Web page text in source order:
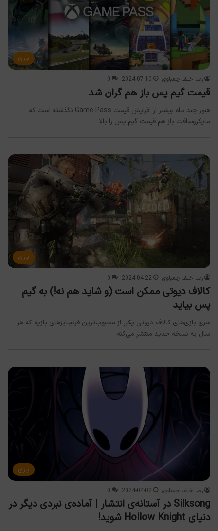
بازی
رضا خلف چعباوی 2024-07-10
0
قیمت گیم پس باز هم گران شد
هنوز چند ماه بیشتر از افزایش قیمت Game Pass نگذشته است که
مایکروسافت باز هم قیمت گیم پس را بالا…
بازی
رضا خلف چعباوی 2024-04-22
0
کالاف دیوتی ممکن است (و شاید هم نه!) به گیم
پس بیاید
سری بازی‌های کالاف دیوتی یکی از محبوب‌ترین فرنچایزهای بازیه که هر
سال یه نسخه جدید منتشر می‌کنه
بازی
رضا خلف چعباوی 2024-04-02
0
Silksong در آستانه‌ی انتشار | آماده‌ی نبردی دیگر در
دنیای Hollow Knight شوید!